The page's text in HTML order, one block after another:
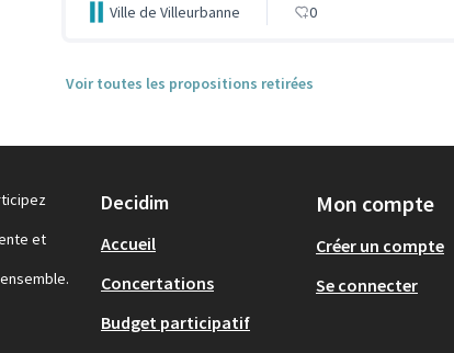
Ville de Villeurbanne 0
Voir toutes les propositions retirées
et
Decidim
Accueil
Concertations
Budget participatif
Mon compte
Créer un compte
Se connecter